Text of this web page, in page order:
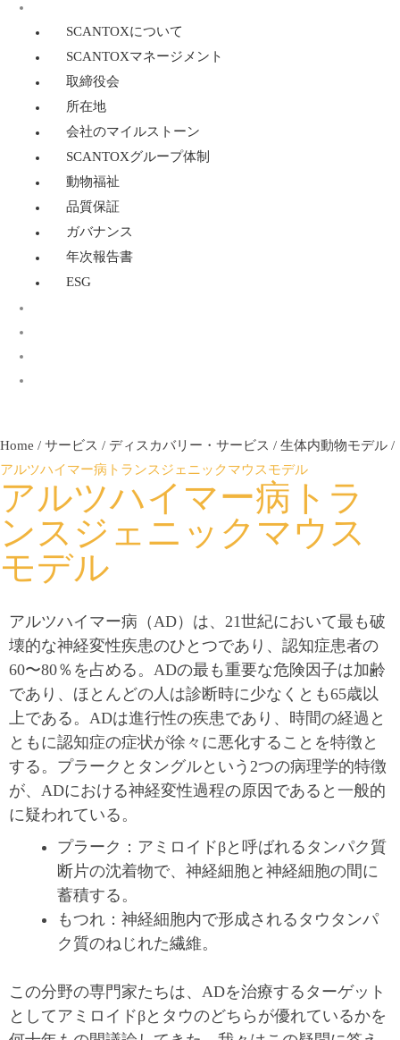
SCANTOXについて
SCANTOXマネージメント
取締役会
所在地
会社のマイルストーン
SCANTOXグループ体制
動物福祉
品質保証
ガバナンス
年次報告書
ESG
Home / サービス / ディスカバリー・サービス / 生体内動物モデル /
アルツハイマー病トランスジェニックマウスモデル
アルツハイマー病トラ
ンスジェニックマウス
モデル
アルツハイマー病（AD）は、21世紀において最も破
壊的な神経変性疾患のひとつであり、認知症患者の
60〜80％を占める。ADの最も重要な危険因子は加齢
であり、ほとんどの人は診断時に少なくとも65歳以
上である。ADは進行性の疾患であり、時間の経過と
ともに認知症の症状が徐々に悪化することを特徴と
する。プラークとタングルという2つの病理学的特徴
が、ADにおける神経変性過程の原因であると一般的
に疑われている。
プラーク：アミロイドβと呼ばれるタンパク質
断片の沈着物で、神経細胞と神経細胞の間に
蓄積する。
もつれ：神経細胞内で形成されるタウタンパ
ク質のねじれた繊維。
この分野の専門家たちは、ADを治療するターゲット
としてアミロイドβとタウのどちらが優れているかを